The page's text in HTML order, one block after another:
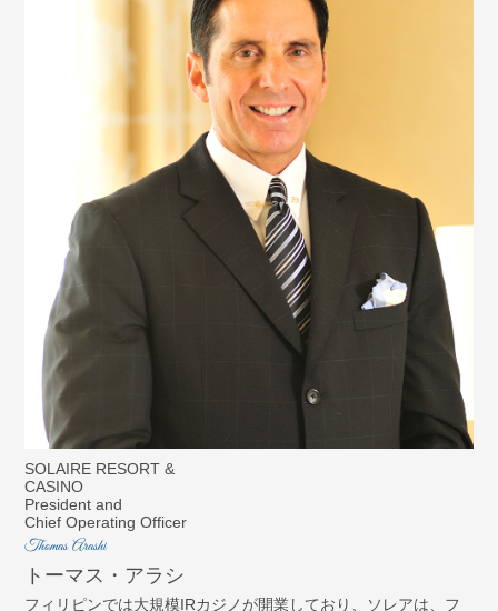
SOLAIRE RESORT &
CASINO
President and
Chief Operating Officer
Thomas Arashi
トーマス・アラシ
フィリピンでは大規模IRカジノが開業しており、ソレアは、フ